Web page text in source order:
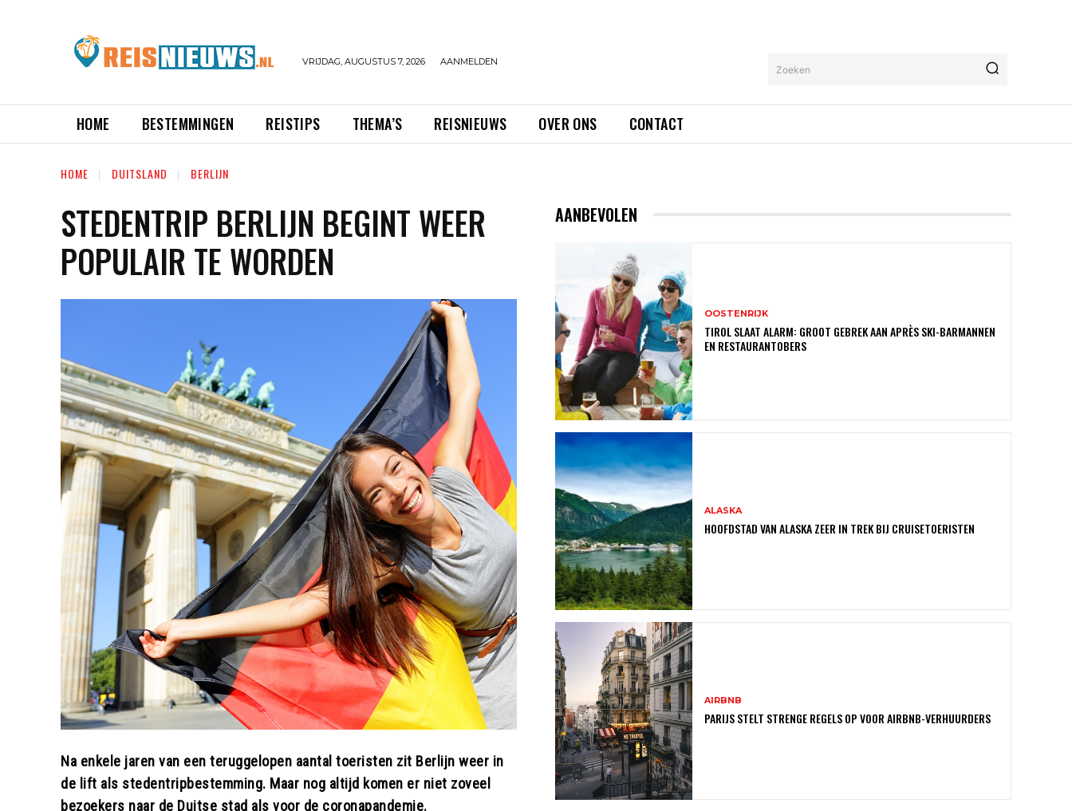
VRIJDAG, AUGUSTUS 7, 2026 AANMELDEN
Zoeken
HOME BESTEMMINGEN REISTIPS THEMA’S REISNIEUWS OVER ONS CONTACT
HOME DUITSLAND BERLIJN
STEDENTRIP BERLIJN BEGINT WEER
POPULAIR TE WORDEN
Na enkele jaren van een teruggelopen aantal toeristen zit Berlijn weer in
de lift als stedentripbestemming. Maar nog altijd komen er niet zoveel
bezoekers naar de Duitse stad als voor de coronapandemie.
AANBEVOLEN
OOSTENRIJK
TIROL SLAAT ALARM: GROOT GEBREK AAN APRÈS SKI-BARMANNEN
EN RESTAURANTOBERS
ALASKA
HOOFDSTAD VAN ALASKA ZEER IN TREK BIJ CRUISETOERISTEN
AIRBNB
PARIJS STELT STRENGE REGELS OP VOOR AIRBNB-VERHUURDERS